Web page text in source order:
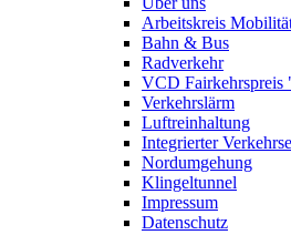
Arbeitskreis
Bahn & Bus
Radverkehr
VCD Fairkehrspreis
Verkehrslärm
Luftreinhaltung
Integrierter
Nordumgehung
Klingeltunnel
Impressum
Datenschutz